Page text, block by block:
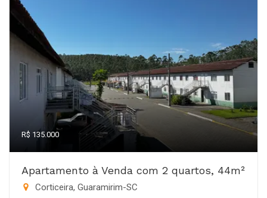
R$ 135.000
Apartamento à Venda com 2 quartos, 44m²
Corticeira, Guaramirim-SC